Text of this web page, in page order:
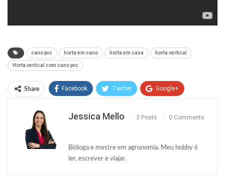
cano pvc horta em cano horta em casa horta vertical
Horta vertical com cano pvc
Share Facebook Twitter Google+
O email
Jessica Mello 3 Posts 0 Comments
Bióloga e mestre em agronomia. Meu hobby é
ler, escrever e viajar.